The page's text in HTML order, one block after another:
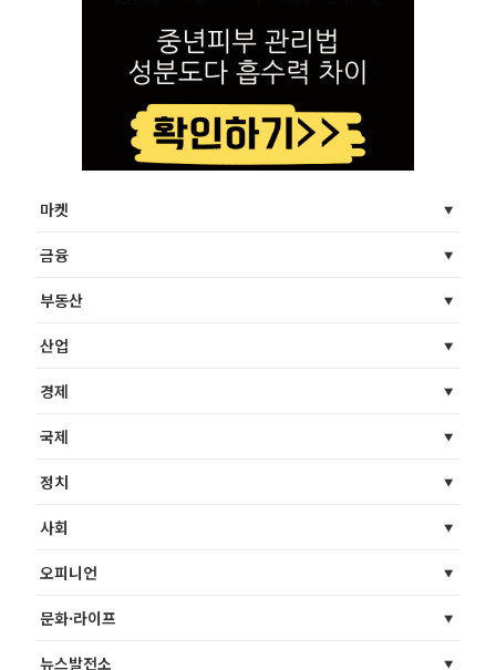
마켓
금융
부동산
산업
경제
국제
정치
사회
오피니언
문화·라이프
뉴스발전소